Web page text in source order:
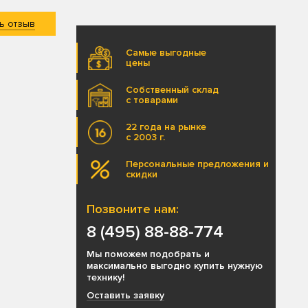
отзыв
Самые выгодные
цены
Собственный склад
с товарами
22 года на рынке
с 2003 г.
Персональные предложения и
скидки
Позвоните нам:
8 (495) 88-88-774
Мы поможем подобрать и
максимально выгодно купить нужную
технику!
Оставить заявку